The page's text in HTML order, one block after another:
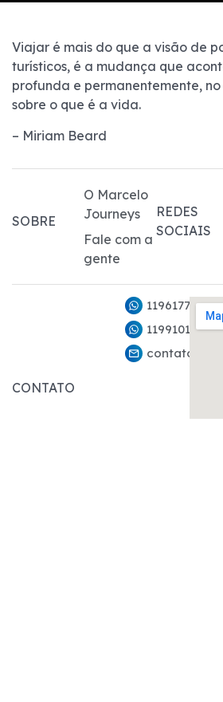
Viajar é mais do que a visão de
turísticos, é a mudança que
profunda e permanentemente,
sobre o que é a vida.
– Miriam Beard
SOBRE
O Marcelo
Journeys
Fale com a
gente
REDES
SOCIAIS
CONTATO
11961776282
11991011927